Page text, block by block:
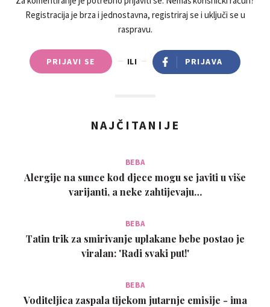
Registracija je brza i jednostavna, registriraj se i uključi se u
raspravu.
PRIJAVI SE ILI PRIJAVA
NAJČITANIJE
BEBA
Alergije na sunce kod djece mogu se javiti u više
varijanti, a neke zahtijevaju…
BEBA
Tatin trik za smirivanje uplakane bebe postao je
viralan: 'Radi svaki put!'
BEBA
Voditeljica zaspala tijekom jutarnje emisije - ima